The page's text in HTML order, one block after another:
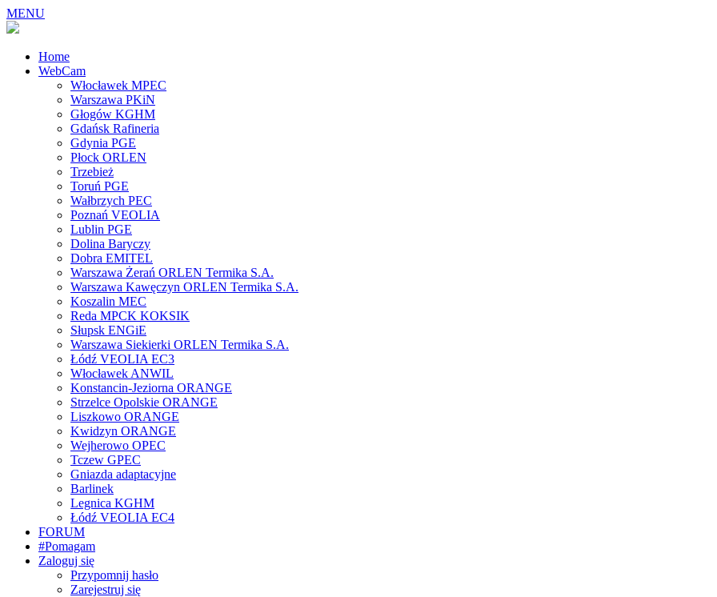
MENU
Home
WebCam
Włocławek MPEC
Warszawa PKiN
Głogów KGHM
Gdańsk Rafineria
Gdynia PGE
Płock ORLEN
Trzebież
Toruń PGE
Wałbrzych PEC
Poznań VEOLIA
Lublin PGE
Dolina Baryczy
Dobra EMITEL
Warszawa Żerań ORLEN Termika S.A.
Warszawa Kawęczyn ORLEN Termika S.A.
Koszalin MEC
Reda MPCK KOKSIK
Słupsk ENGiE
Warszawa Siekierki ORLEN Termika S.A.
Łódź VEOLIA EC3
Włocławek ANWIL
Konstancin-Jeziorna ORANGE
Strzelce Opolskie ORANGE
Liszkowo ORANGE
Kwidzyn ORANGE
Wejherowo OPEC
Tczew GPEC
Gniazda adaptacyjne
Barlinek
Legnica KGHM
Łódź VEOLIA EC4
FORUM
#Pomagam
Zaloguj się
Przypomnij hasło
Zarejestruj się